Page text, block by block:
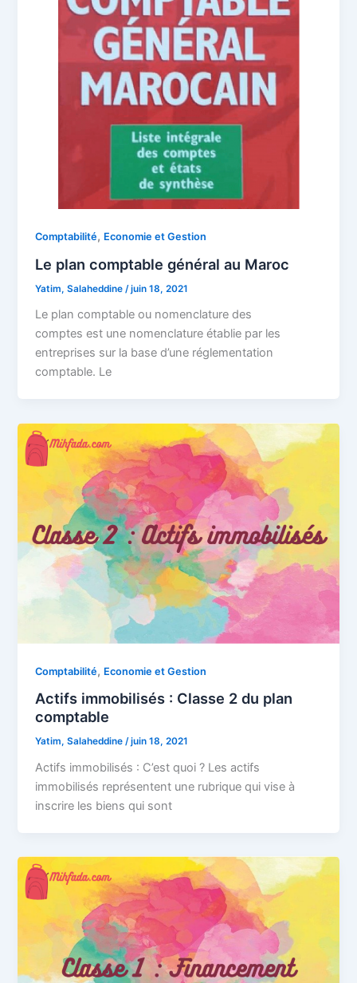
Comptabilité, Economie et Gestion
Le plan comptable général au Maroc
Yatim, Salaheddine /juin 18, 2021
Le plan comptable ou nomenclature des
comptes est une nomenclature établie par les
entreprises sur la base d’une réglementation
comptable. Le
Comptabilité, Economie et Gestion
Actifs immobilisés : Classe 2 du plan
comptable
Yatim, Salaheddine/juin 18, 2021
Actifs immobilisés : C’est quoi ? Les actifs
immobilisés représentent une rubrique qui vise à
inscrire les biens qui sont